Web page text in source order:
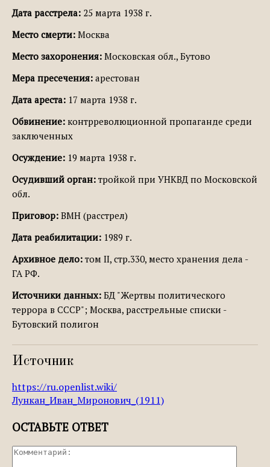
Дата расстрела: 25 марта 1938 г.
Место смерти: Москва
Место захоронения: Московская обл., Бутово
Мера пресечения: арестован
Дата ареста: 17 марта 1938 г.
Обвинение: контрреволюционной пропаганде среди
заключенных
Осуждение: 19 марта 1938 г.
Осудивший орган: тройкой при УНКВД по Московской
обл.
Приговор: ВМН (расстрел)
Дата реабилитации: 1989 г.
Архивное дело: том II, стр.330, место хранения дела -
ГА РФ.
Источники данных: БД "Жертвы политического
террора в СССР"; Москва, расстрельные списки -
Бутовский полигон
Источник
https://ru.openlist.wiki/
Лункан_Иван_Миронович_(1911)
ОСТАВЬТЕ ОТВЕТ